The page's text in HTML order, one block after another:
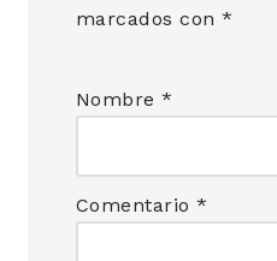
marcados con *
Nombre *
Comentario *